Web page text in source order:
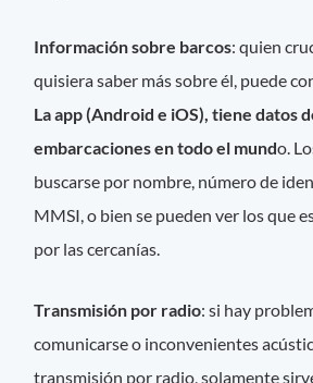
Información sobre barcos: quien
quisiera saber más sobre él, puede
La app (Android e iOS), tiene datos
embarcaciones en todo el mundo.
buscarse por nombre, número de
MMSI, o bien se pueden ver los que
por las cercanías.
Transmisión por radio: si hay
comunicarse o inconvenientes
transmisión por radio, solamente